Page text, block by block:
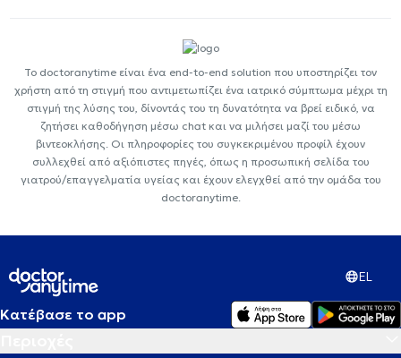
Το doctoranytime είναι ένα end-to-end solution που υποστηρίζει τον
χρήστη από τη στιγμή που αντιμετωπίζει ένα ιατρικό σύμπτωμα μέχρι τη
στιγμή της λύσης του, δίνοντάς του τη δυνατότητα να βρεί ειδικό, να
ζητήσει καθοδήγηση μέσω chat και να μιλήσει μαζί του μέσω
βιντεοκλήσης. Οι πληροφορίες του συγκεκριμένου προφίλ έχουν
συλλεχθεί από αξιόπιστες πηγές, όπως η προσωπική σελίδα του
γιατρού/επαγγελματία υγείας και έχουν ελεγχθεί από την ομάδα του
doctoranytime.
EL
Κατέβασε το app